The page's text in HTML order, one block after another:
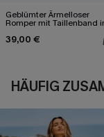
Geblümter Ärmelloser
Romper mit Taillenband
Wickeloptik
39,00 €
HÄUFIG